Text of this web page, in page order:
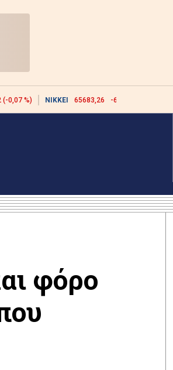
(-0,07 %) NIKKEI 65683,26 -617,18 (-0,93 %)
φόρο